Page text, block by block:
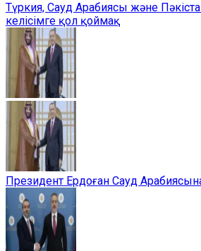
Түркия, Сауд Арабиясы және
келісімге қол қоймақ
Президент Ердоған Сауд